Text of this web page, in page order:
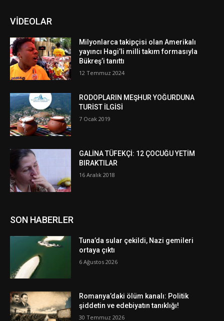
VİDEOLAR
Milyonlarca takipçisi olan Amerikalı
yayıncı Hagi’li milli takım formasıyla
Bükreş’i tanıttı
12 Temmuz 2024
RODOPLARIN MEŞHUR YOĞURDUNA
TURİST İLGİSİ
7 Ocak 2019
GALİNA TÜFEKÇİ: 12 ÇOCUĞU YETİM
BIRAKTILAR
16 Aralık 2018
SON HABERLER
Tuna’da sular çekildi, Nazi gemileri
ortaya çıktı
6 Ağustos 2026
Romanya’daki ölüm kanalı: Politik
şiddetin ve edebiyatın tanıklığı!
30 Temmuz 2026